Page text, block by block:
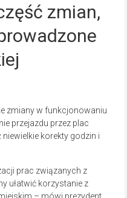
zmian,
zmiany w funkcjonowaniu
przejazdu przez plac
korekty godzin i
prac związanych z
ułatwić korzystanie z